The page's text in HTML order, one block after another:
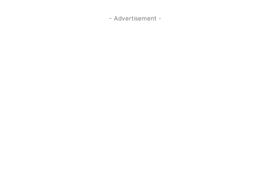
- Advertisement -